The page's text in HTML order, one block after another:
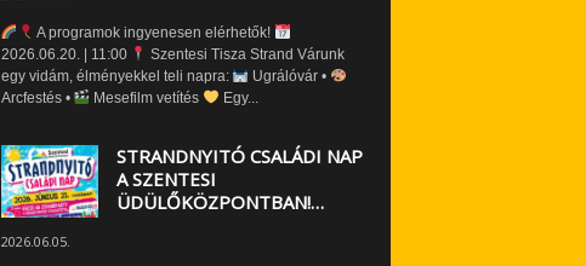
A programok ingyenesen elérhetők!
2026.06.20. | 11:00
Szentesi Tisza Strand Várunk
egy vidám, élményekkel teli napra:
Ugrálóvár •
Arcfestés •
Mesefilm vetítés Egy...
STRANDNYITÓ CSALÁDI NAP
A SZENTESI
ÜDÜLŐKÖZPONTBAN!…
2026.06.05.